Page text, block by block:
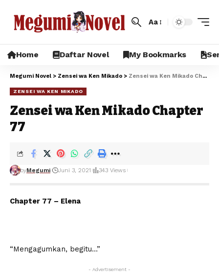
Aa
Home Daftar Novel My Bookmarks
Megumi Novel > Zensei wa Ken Mikado > Zensei wa Ken Mikado Chapter 77
ZENSEI WA KEN MIKADO
Zensei wa Ken Mikado Chapter
77
byMegumi Juni 3, 2021 343 Views
Chapter 77 – Elena
“Mengagumkan, begitu…”
- Advertisement -